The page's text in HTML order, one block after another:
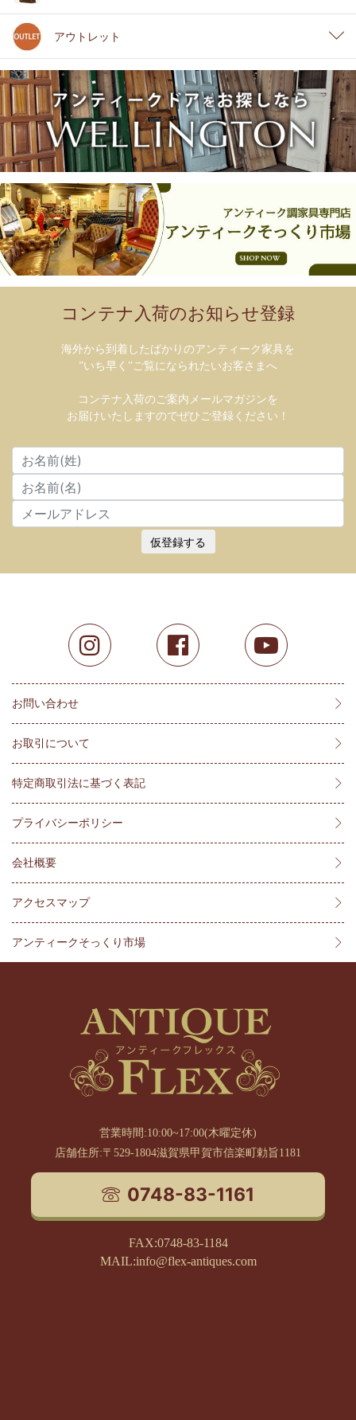
アウトレット
コンテナ入荷のお知らせ登録
海外から到着したばかりのアンティーク家具を
”いち早く”ご覧になられたいお客さまへ
コンテナ入荷のご案内メールマガジンを
お届けいたしますのでぜひご登録ください！
仮登録する
お問い合わせ
お取引について
特定商取引法に基づく表記
プライバシーポリシー
会社概要
アクセスマップ
アンティークそっくり市場
営業時間:10:00~17:00(木曜定休)
店舗住所:〒529-1804滋賀県甲賀市信楽町勅旨1181
0748-83-1161
FAX:0748-83-1184
MAIL:info@flex-antiques.com